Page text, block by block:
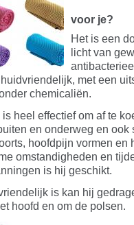
voor je?
Het is een
licht van
met een
chemicaliën.
heel effectief om af te
en onderweg en ook
hoofdpijn vormen en
omstandigheden en
is hij geschikt.
is kan hij
hoofd en om de polsen.